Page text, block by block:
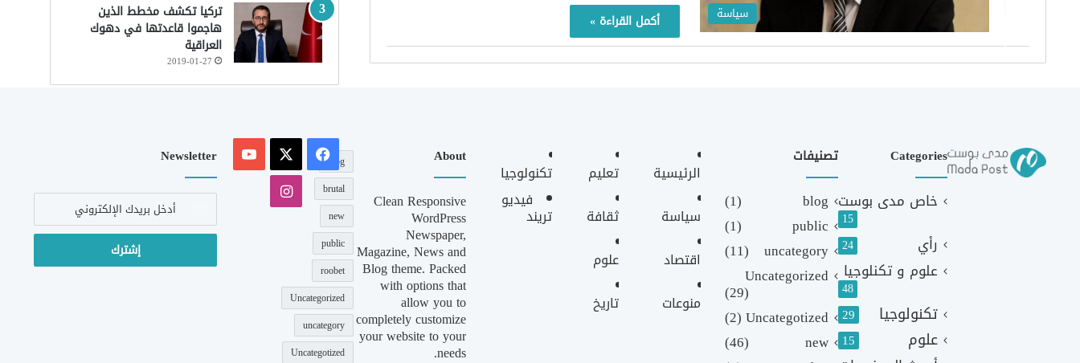
سياسة
أكمل القراءة »
تركيا تكشف مخطط الذين
هاجموا قاعدتها في دهوك
العراقية
2019-01-27
Categories
خاص مدى بوست
15
رأي 24
علوم و تكنلوجيا
48
تكنولوجيا 29
علوم 15
تصنيفات
blog
(1)
public
(1)
uncategory
(11)
Uncategorized
(29)
Uncategotized
(2)
new
(46)
الرئيسية
سياسة
اقتصاد
منوعات
تعليم
ثقافة
علوم
تاريخ
تكنولوجيا
فيديو
تريند
About
Clean Responsive
WordPress
Newspaper,
Magazine, News and
Blog theme. Packed
with options that
allow you to
completely customize
your website to your
needs.
blog
brutal
new
public
roobet
Uncategorized
uncategory
Uncategotized
فيسبوك
‫X
‫YouTube
انستقرام
Newsletter
أدخل
الإلكتروني